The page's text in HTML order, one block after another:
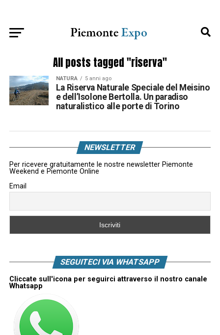
All posts tagged "riserva"
NATURA 5 anni ago
La Riserva Naturale Speciale del Meisino
e dell’Isolone Bertolla. Un paradiso
naturalistico alle porte di Torino
NEWSLETTER
Per ricevere gratuitamente le nostre newsletter Piemonte
Weekend e Piemonte Online
Email
SEGUITECI VIA WHATSAPP
Cliccate sull'icona per seguirci attraverso il nostro canale
Whatsapp